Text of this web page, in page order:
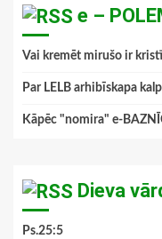
e –
Vai kremēt mirušo ir
Par LELB arhibīskapa
Kāpēc "nomira" e-
Dieva
Ps.25:5